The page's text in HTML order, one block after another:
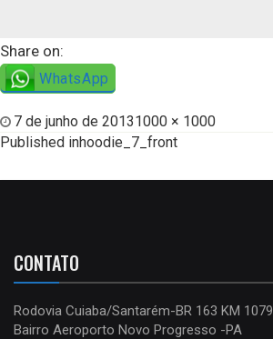
Share on:
WhatsApp
7 de junho de 20131000 × 1000
Published inhoodie_7_front
CONTATO
Rodovia Cuiaba/Santarém-BR 163 KM 1079
Bairro Aeroporto Novo Progresso -PA